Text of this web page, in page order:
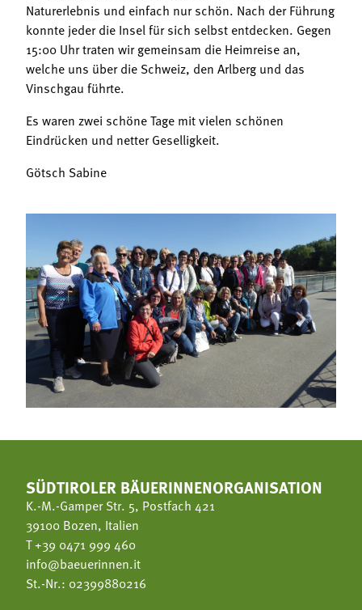
Naturerlebnis und einfach nur schön. Nach der Führung
konnte jeder die Insel für sich selbst entdecken. Gegen
15:00 Uhr traten wir gemeinsam die Heimreise an,
welche uns über die Schweiz, den Arlberg und das
Vinschgau führte.
Es waren zwei schöne Tage mit vielen schönen
Eindrücken und netter Geselligkeit.
Götsch Sabine
SÜDTIROLER BÄUERINNENORGANISATION
K.-M.-Gamper Str. 5, Postfach 421
39100 Bozen, Italien
T+39 0471 999 460
info@baeuerinnen.it
St.-Nr.: 02399880216